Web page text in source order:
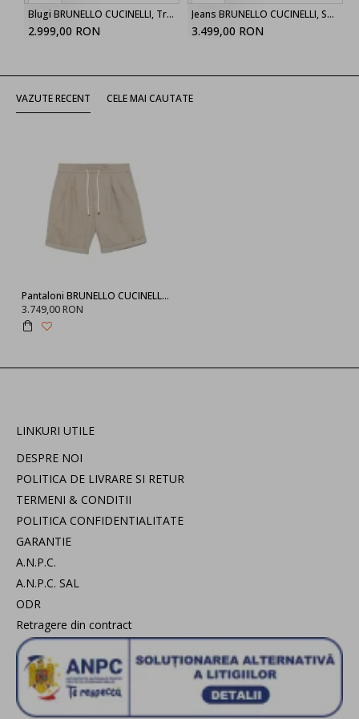
Blugi BRUNELLO CUCINELLI, Trousers Blue, Navy Blue
2.999,00 RON
Jeans BRUNELLO CUCINELLI, Solomeo crest jeans
3.499,00 RON
VAZUTE RECENT CELE MAI CAUTATE
Pantaloni BRUNELLO CUCINELLI, Drawstring Waistband, Beige
3.749,00 RON
LINKURI UTILE
DESPRE NOI
POLITICA DE LIVRARE SI RETUR
TERMENI & CONDITII
POLITICA CONFIDENTIALITATE
GARANTIE
A.N.P.C.
A.N.P.C. SAL
ODR
Retragere din contract